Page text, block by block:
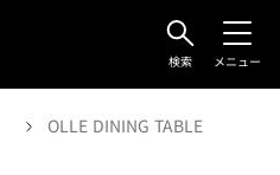
検索 メニュー
OLLE DINING TABLE